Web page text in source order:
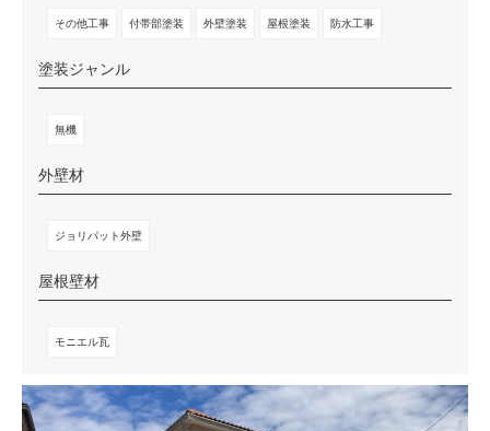
その他工事 付帯部塗装 外壁塗装 屋根塗装 防水工事
塗装ジャンル
無機
外壁材
ジョリパット外壁
屋根壁材
モニエル瓦